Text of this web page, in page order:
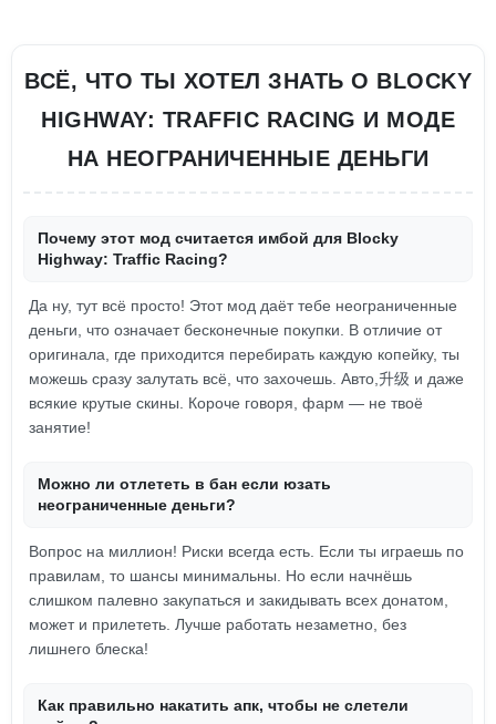
ВСЁ, ЧТО ТЫ ХОТЕЛ ЗНАТЬ О BLOCKY
HIGHWAY: TRAFFIC RACING И МОДЕ
НА НЕОГРАНИЧЕННЫЕ ДЕНЬГИ
Почему этот мод считается имбой для Blocky
Highway: Traffic Racing?
Да ну, тут всё просто! Этот мод даёт тебе неограниченные
деньги, что означает бесконечные покупки. В отличие от
оригинала, где приходится перебирать каждую копейку, ты
можешь сразу залутать всё, что захочешь. Авто,升级 и даже
всякие крутые скины. Короче говоря, фарм — не твоё
занятие!
Можно ли отлететь в бан если юзать
неограниченные деньги?
Вопрос на миллион! Риски всегда есть. Если ты играешь по
правилам, то шансы минимальны. Но если начнёшь
слишком палевно закупаться и закидывать всех донатом,
может и прилететь. Лучше работать незаметно, без
лишнего блеска!
Как правильно накатить апк, чтобы не слетели